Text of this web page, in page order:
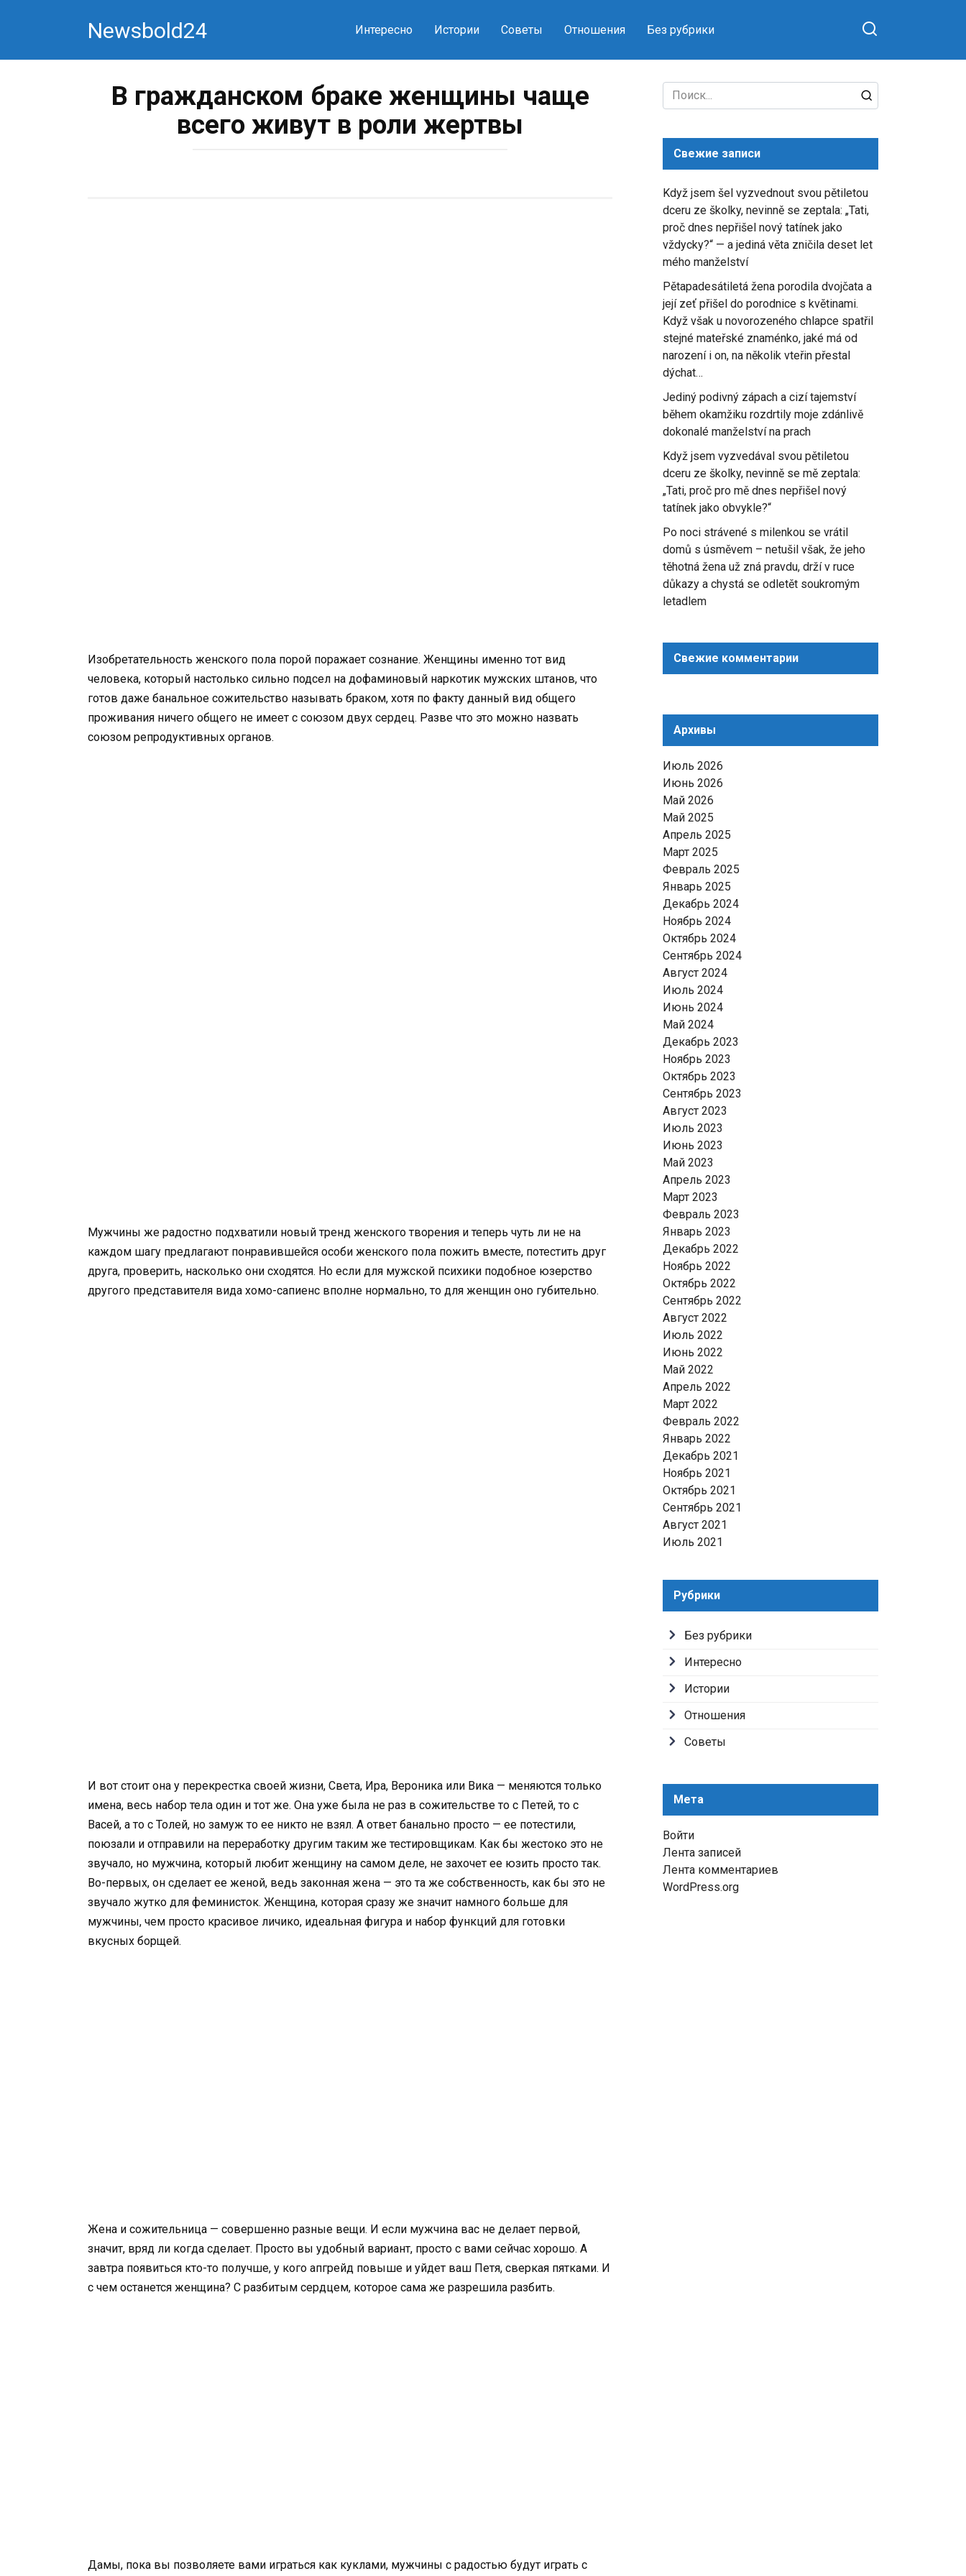
Newsbold24 Интересно Истории Советы Отношения Без рубрики
В гражданском браке женщины чаще
всего живут в роли жертвы
Изобретательность женского пола порой поражает сознание. Женщины именно тот вид
человека, который настолько сильно подсел на дофаминовый наркотик мужских штанов, что
готов даже банальное сожительство называть браком, хотя по факту данный вид общего
проживания ничего общего не имеет с союзом двух сердец. Разве что это можно назвать
союзом репродуктивных органов.
Мужчины же радостно подхватили новый тренд женского творения и теперь чуть ли не на
каждом шагу предлагают понравившейся особи женского пола пожить вместе, потестить друг
друга, проверить, насколько они сходятся. Но если для мужской психики подобное юзерство
другого представителя вида хомо-сапиенс вполне нормально, то для женщин оно губительно.
И вот стоит она у перекрестка своей жизни, Света, Ира, Вероника или Вика — меняются только
имена, весь набор тела один и тот же. Она уже была не раз в сожительстве то с Петей, то с
Васей, а то с Толей, но замуж то ее никто не взял. А ответ банально просто — ее потестили,
поюзали и отправили на переработку другим таким же тестировщикам. Как бы жестоко это не
звучало, но мужчина, который любит женщину на самом деле, не захочет ее юзить просто так.
Во-первых, он сделает ее женой, ведь законная жена — это та же собственность, как бы это не
звучало жутко для феминисток. Женщина, которая сразу же значит намного больше для
мужчины, чем просто красивое личико, идеальная фигура и набор функций для готовки
вкусных борщей.
Жена и сожительница — совершенно разные вещи. И если мужчина вас не делает первой,
значит, вряд ли когда сделает. Просто вы удобный вариант, просто с вами сейчас хорошо. А
завтра появиться кто-то получше, у кого апгрейд повыше и уйдет ваш Петя, сверкая пятками. И
с чем останется женщина? С разбитым сердцем, которое сама же разрешила разбить.
Дамы, пока вы позволяете вами играться как куклами, мужчины с радостью будут играть с
Search
for:
Свежие записи
Když jsem šel vyzvednout svou pětiletou
dceru ze školky, nevinně se zeptala: „Tati,
proč dnes nepřišel nový tatínek jako
vždycky?“ — a jediná věta zničila deset let
mého manželství
Pětapadesátiletá žena porodila dvojčata a
její zeť přišel do porodnice s květinami.
Když však u novorozeného chlapce spatřil
stejné mateřské znaménko, jaké má od
narození i on, na několik vteřin přestal
dýchat…
Jediný podivný zápach a cizí tajemství
během okamžiku rozdrtily moje zdánlivě
dokonalé manželství na prach
Když jsem vyzvedával svou pětiletou
dceru ze školky, nevinně se mě zeptala:
„Tati, proč pro mě dnes nepřišel nový
tatínek jako obvykle?“
Po noci strávené s milenkou se vrátil
domů s úsměvem – netušil však, že jeho
těhotná žena už zná pravdu, drží v ruce
důkazy a chystá se odletět soukromým
letadlem
Свежие комментарии
Архивы
Июль 2026
Июнь 2026
Май 2026
Май 2025
Апрель 2025
Март 2025
Февраль 2025
Январь 2025
Декабрь 2024
Ноябрь 2024
Октябрь 2024
Сентябрь 2024
Август 2024
Июль 2024
Июнь 2024
Май 2024
Декабрь 2023
Ноябрь 2023
Октябрь 2023
Сентябрь 2023
Август 2023
Июль 2023
Июнь 2023
Май 2023
Апрель 2023
Март 2023
Февраль 2023
Январь 2023
Декабрь 2022
Ноябрь 2022
Октябрь 2022
Сентябрь 2022
Август 2022
Июль 2022
Июнь 2022
Май 2022
Апрель 2022
Март 2022
Февраль 2022
Январь 2022
Декабрь 2021
Ноябрь 2021
Октябрь 2021
Сентябрь 2021
Август 2021
Июль 2021
Рубрики
Без рубрики
Интересно
Истории
Отношения
Советы
Мета
Войти
Лента записей
Лента комментариев
WordPress.org